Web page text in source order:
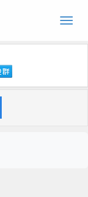
Toggle